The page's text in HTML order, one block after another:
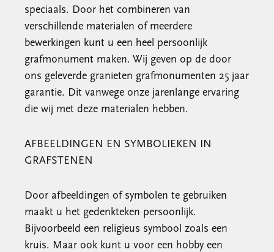
speciaals. Door het combineren van
verschillende materialen of meerdere
bewerkingen kunt u een heel persoonlijk
grafmonument maken. Wij geven op de door
ons geleverde granieten grafmonumenten 25 jaar
garantie. Dit vanwege onze jarenlange ervaring
die wij met deze materialen hebben.
AFBEELDINGEN EN SYMBOLIEKEN IN
GRAFSTENEN
Door afbeeldingen of symbolen te gebruiken
maakt u het gedenkteken persoonlijk.
Bijvoorbeeld een religieus symbool zoals een
kruis. Maar ook kunt u voor een hobby een